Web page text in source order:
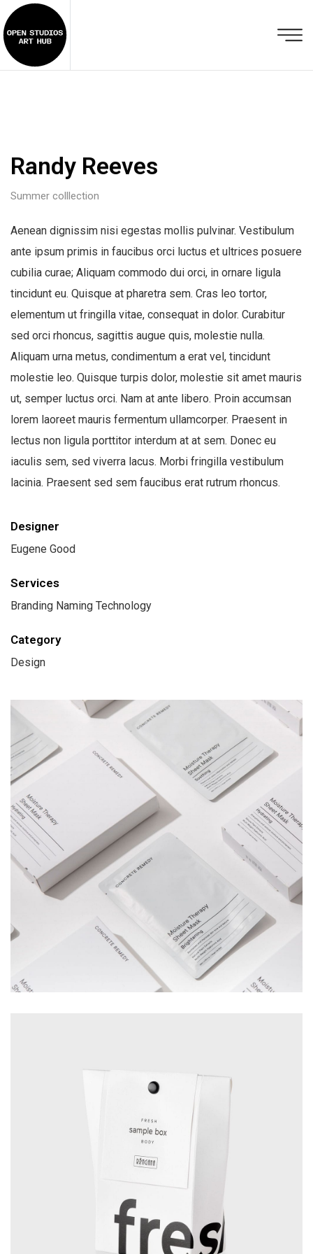
Randy Reeves
Summer colllection
Aenean dignissim nisi egestas mollis pulvinar. Vestibulum
ante ipsum primis in faucibus orci luctus et ultrices posuere
cubilia curae; Aliquam commodo dui orci, in ornare ligula
tincidunt eu. Quisque at pharetra sem. Cras leo tortor,
elementum ut fringilla vitae, consequat in dolor. Curabitur
sed orci rhoncus, sagittis augue quis, molestie nulla.
Aliquam urna metus, condimentum a erat vel, tincidunt
molestie leo. Quisque turpis dolor, molestie sit amet mauris
ut, semper luctus orci. Nam at ante libero. Proin accumsan
lorem laoreet mauris fermentum ullamcorper. Praesent in
lectus non ligula porttitor interdum at at sem. Donec eu
iaculis sem, sed viverra lacus. Morbi fringilla vestibulum
lacinia. Praesent sed sem faucibus erat rutrum rhoncus.
Designer
Eugene Good
Services
Branding Naming Technology
Category
Design